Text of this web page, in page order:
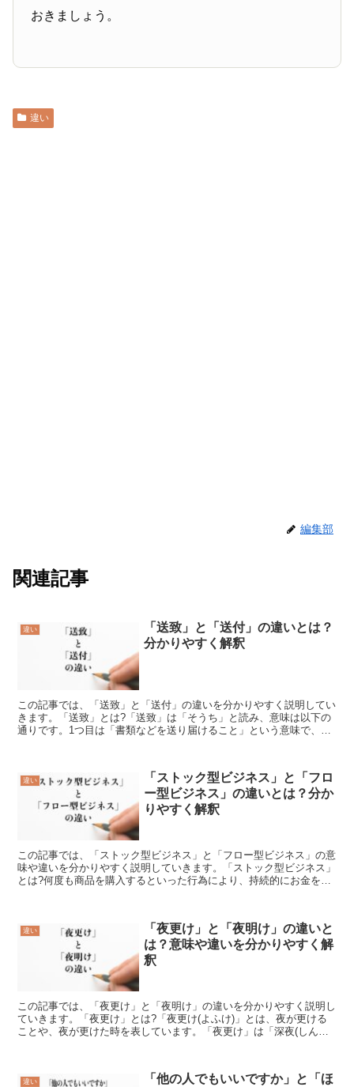
おきましょう。
違い
編集部
関連記事
違い
「送致」と「送付」の違いとは？
分かりやすく解釈
この記事では、「送致」と「送付」の違いを分かりやすく説明してい
きます。「送致」とは?「送致」は「そうち」と読み、意味は以下の
通りです。1つ目は「書類などを送り届けること」という意味で、必
違い
「ストック型ビジネス」と「フロ
ー型ビジネス」の違いとは？分か
りやすく解釈
この記事では、「ストック型ビジネス」と「フロー型ビジネス」の意
味や違いを分かりやすく説明していきます。「ストック型ビジネス」
とは?何度も商品を購入するといった行為により、持続的にお金を得
違い
「夜更け」と「夜明け」の違いと
は？意味や違いを分かりやすく解
釈
この記事では、「夜更け」と「夜明け」の違いを分かりやすく説明し
ていきます。「夜更け」とは?「夜更け(よふけ)」とは、夜が更ける
ことや、夜が更けた時を表しています。「夜更け」は「深夜(しん
違い
「他の人でもいいですか」と「ほ